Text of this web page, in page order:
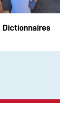
Dictionnaires